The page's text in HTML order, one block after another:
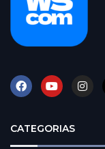
CATEGORIAS